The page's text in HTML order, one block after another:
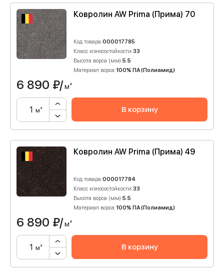
Ковролин AW Prima (Прима) 70
Код товара:000017785
Класс износостойкости:33
Высота ворса (мм):5.5
Материал ворса:100% ПА (Полиамид)
6 890 ₽/м²
м² В корзину
Ковролин AW Prima (Прима) 49
Код товара:000017784
Класс износостойкости:33
Высота ворса (мм):5.5
Материал ворса:100% ПА (Полиамид)
6 890 ₽/м²
м² В корзину